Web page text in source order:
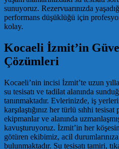
sunuyoruz. Rezervuarınızda
performans düşüklüğü için
kolay.
Kocaeli İzmit’in
Çözümleri
Kocaeli’nin incisi İzmit’te uzun
su tesisatı ve tadilat alanında
tanınmaktadır. Evlerinizde, iş
karşılaştığınız her türlü sıhhi
ekipmanlar ve alanında
kavuşturuyoruz. İzmit’in her
götüren ekibimiz, acil
bulunmaktadır. Su tesisatı tamiri,